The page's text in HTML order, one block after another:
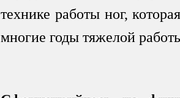
технике работы ног,
многие годы тяжелой